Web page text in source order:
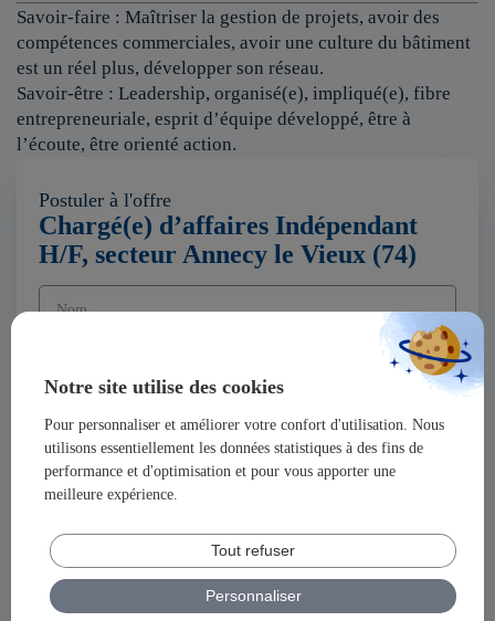
Notre site utilise des cookies
Pour personnaliser et améliorer votre confort d'utilisation. Nous
utilisons essentiellement les données statistiques à des fins de
performance et d'optimisation et pour vous apporter une
meilleure expérience.
Tout refuser
Personnaliser
Savoir-faire : Maîtriser la gestion de projets, avoir des
compétences commerciales, avoir une culture du bâtiment
est un réel plus, développer son réseau.
Savoir-être : Leadership, organisé(e), impliqué(e), fibre
entrepreneuriale, esprit d’équipe développé, être à
l’écoute, être orienté action.
Postuler à l'offre
Chargé(e) d’affaires Indépendant
H/F, secteur Annecy le Vieux (74)
Nom
Prénom
Adresse
Ville